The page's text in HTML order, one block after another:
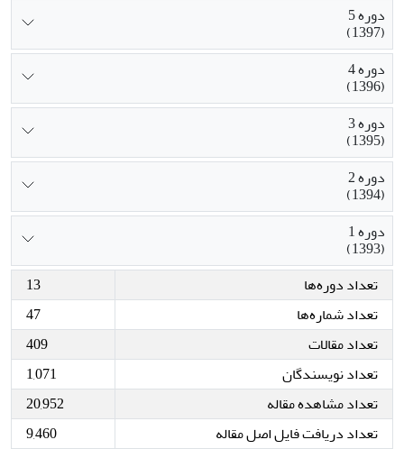
دوره 5
(1397)
دوره 4
(1396)
دوره 3
(1395)
دوره 2
(1394)
دوره 1
(1393)
تعداد دوره‌ها
13
تعداد شماره‌ها
47
تعداد مقالات
409
تعداد نویسندگان
1,071
تعداد مشاهده مقاله
20,952
تعداد دریافت فایل اصل مقاله
9,460